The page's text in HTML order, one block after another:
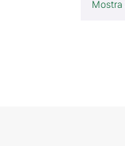
Mostra